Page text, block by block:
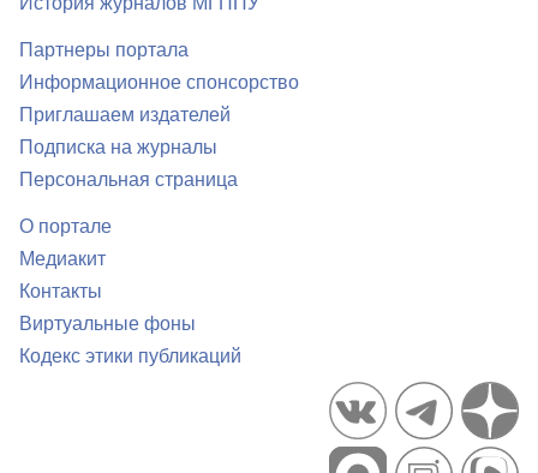
Партнеры портала
Информационное спонсорство
Приглашаем издателей
Подписка на журналы
Персональная страница
О портале
Медиакит
Контакты
Виртуальные фоны
Кодекс этики публикаций